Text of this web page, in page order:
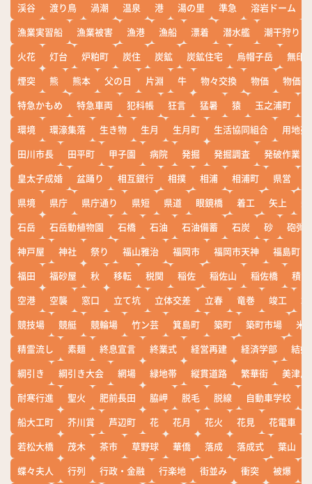
渓谷
渡り鳥 渦潮 温泉 港 湯の里 準急 溶岩ドーム
漁業実習船
漁業被害 漁港 漁船 漂着 潜水艦
潮干狩り
火花
灯台 炉粕町 炭住 炭鉱 炭鉱住宅 烏帽子岳
無印
煙突
熊 熊本 父の日 片淵 牛 物々交換 物価
物価高
特急かもめ
特急車両 犯科帳 狂言 猛暑 猿 玉之浦町
環境
環濠集落 生き物 生月 生月町 生活協同組合
用地売
田川市長
田平町 甲子園 病院 発掘 発掘調査
発破作業
皇太子成婚
盆踊り 相互銀行 相撲 相浦 相浦町 県営
県境
県庁 県庁通り 県短 県道 眼鏡橋 着工 矢上
石岳
石岳動植物園 石橋 石油 石油備蓄 石炭 砂
砲弾
神戸屋
神社 祭り 福山雅治 福岡市 福岡市天神
福島町
福田
福砂屋 秋 移転 税関 稲佐 稲佐山 稲佐橋
積雪
空港
空襲 窓口 立て坑 立体交差 立春 竜巻 竣工
競技場
競艇 競輪場 竹ン芸 箕島町 築町 築町市場
米
精霊流し
素麺 終息宣言 終業式 経営再建 経済学部
結婚
綱引き
綱引き大会 網場 緑地帯 縦貫道路 繁華街
美津島
耐寒行進
聖火 肥前長田 脇岬 脱毛 脱線 自動車学校
船大工町
芥川賞 芦辺町 花 花月 花火 花見 花電車
若松大橋
茂木 茶市 草野球 華僑 落成 落成式 葉山
蝶々夫人
行列 行政・金融 行楽地 街並み 衝突 被爆